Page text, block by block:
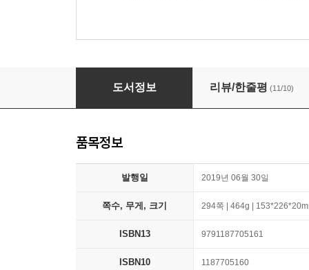
대한독립군 총사령관 홍범도 평전
도서정보 리뷰/한줄평 (11/10)
품목정보
발행일 2019년 06월 30일
쪽수, 무게, 크기 294쪽 | 464g |
ISBN13 9791187705161
ISBN10 1187705160